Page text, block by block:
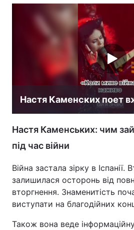
Настя Каменских поет
Настя Каменських: чим
під час війни
Війна застала зірку в Іспанії.
залишилася осторонь від
вторгнення. Знаменитість
виступати на благодійних